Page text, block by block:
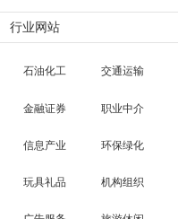
行业网站
石油化工 交通运输
金融证券 职业中介
信息产业 环保绿化
玩具礼品 机构组织